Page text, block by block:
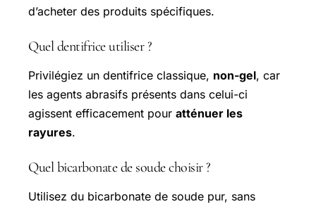
d’acheter des produits spécifiques.
Quel dentifrice utiliser ?
Privilégiez un dentifrice classique, non-gel, car
les agents abrasifs présents dans celui-ci
agissent efficacement pour atténuer les
rayures.
Quel bicarbonate de soude choisir ?
Utilisez du bicarbonate de soude pur, sans